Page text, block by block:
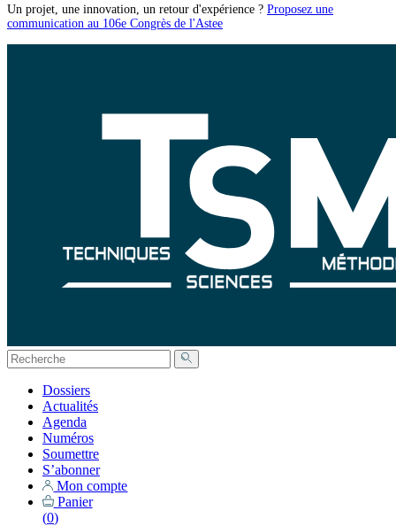
Un projet, une innovation, un retour d'expérience ? Proposez une
communication au 106e Congrès de l'Astee
Dossiers
Actualités
Agenda
Numéros
Soumettre
S’abonner
Mon compte
Panier
(0)